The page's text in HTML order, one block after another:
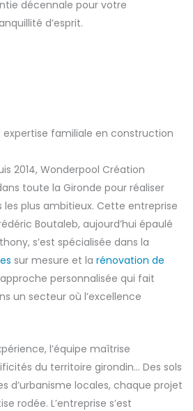
décennale pour votre
d’esprit.
expertise familiale en construction
2014, Wonderpool Création
toute la Gironde pour réaliser
plus ambitieux. Cette entreprise
Boutaleb, aujourd’hui épaulé
s’est spécialisée dans la
sur mesure et la rénovation de
approche personnalisée qui fait
un secteur où l’excellence
l’équipe maîtrise
du territoire girondin… Des sols
d’urbanisme locales, chaque projet
rodée. L’entreprise s’est